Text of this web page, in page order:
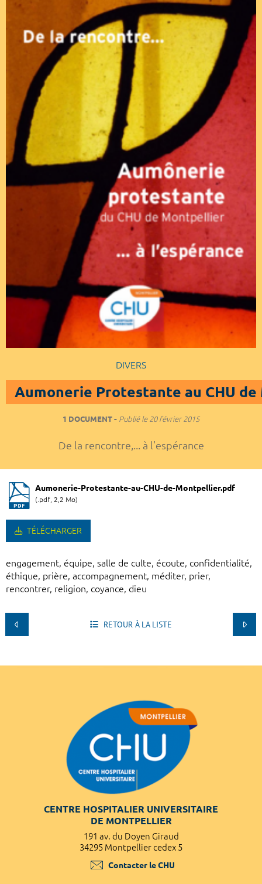
DIVERS
Aumonerie Protestante au CHU
1 DOCUMENT Publié le20 février 2015
De la rencontre,... à l'espérance
Aumonerie-Protestante-au-CHU-de-Montpellier.pdf
(.pdf, 2,2 Mo)
TÉLÉCHARGER
engagement, équipe, salle de culte, écoute, confidentialité,
éthique, prière, accompagnement, méditer, prier,
rencontrer, religion, coyance, dieu
RETOUR À LA LISTE
CENTRE HOSPITALIER UNIVERSITAIRE
DE MONTPELLIER
191 av. du Doyen Giraud
34295 Montpellier cedex 5
Contacter le CHU